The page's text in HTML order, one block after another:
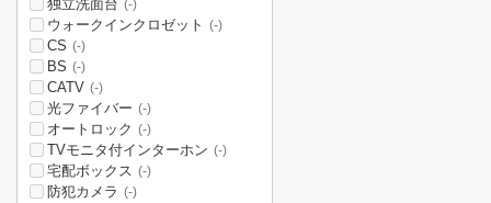
独立洗面台 (-)
ウォークインクロゼット (-)
CS (-)
BS (-)
CATV (-)
光ファイバー (-)
オートロック (-)
TVモニタ付インターホン (-)
宅配ボックス (-)
防犯カメラ (-)